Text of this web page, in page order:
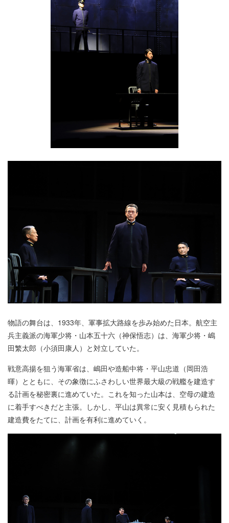
物語の舞台は、1933年、軍事拡大路線を歩み始めた日本。航空主
兵主義派の海軍少将・山本五十六（神保悟志）は、海軍少将・嶋
田繁太郎（小須田康人）と対立していた。
戦意高揚を狙う海軍省は、嶋田や造船中将・平山忠道（岡田浩
暉）とともに、その象徴にふさわしい世界最大級の戦艦を建造す
る計画を秘密裏に進めていた。これを知った山本は、空母の建造
に着手すべきだと主張。しかし、平山は異常に安く見積もられた
建造費をたてに、計画を有利に進めていく。